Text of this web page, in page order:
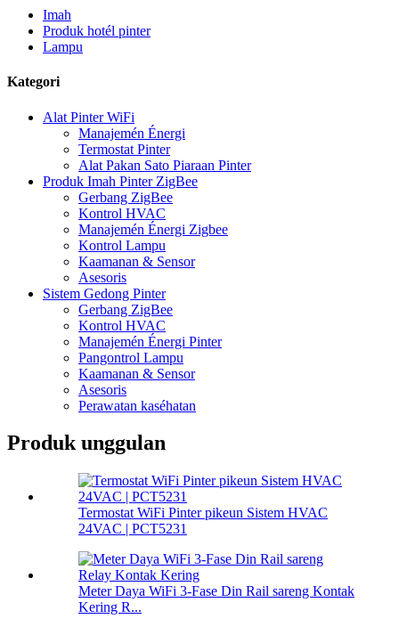
Imah
Produk hotél pinter
Lampu
Kategori
Alat Pinter WiFi
Manajemén Énergi
Termostat Pinter
Alat Pakan Sato Piaraan Pinter
Produk Imah Pinter ZigBee
Gerbang ZigBee
Kontrol HVAC
Manajemén Énergi Zigbee
Kontrol Lampu
Kaamanan & Sensor
Asesoris
Sistem Gedong Pinter
Gerbang ZigBee
Kontrol HVAC
Manajemén Énergi Pinter
Pangontrol Lampu
Kaamanan & Sensor
Asesoris
Perawatan kaséhatan
Produk unggulan
Termostat WiFi Pinter pikeun Sistem HVAC
24VAC | PCT5231
Meter Daya WiFi 3-Fase Din Rail sareng Kontak
Kering R...